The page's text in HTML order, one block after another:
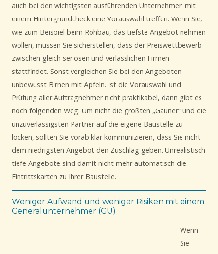
auch bei den wichtigsten ausführenden Unternehmen mit
einem Hintergrundcheck eine Vorauswahl treffen. Wenn Sie,
wie zum Beispiel beim Rohbau, das tiefste Angebot nehmen
wollen, müssen Sie sicherstellen, dass der Preiswettbewerb
zwischen gleich seriösen und verlässlichen Firmen
stattfindet. Sonst vergleichen Sie bei den Angeboten
unbewusst Birnen mit Äpfeln. Ist die Vorauswahl und
Prüfung aller Auftragnehmer nicht praktikabel, dann gibt es
noch folgenden Weg: Um nicht die größten „Gauner“ und die
unzuverlässigsten Partner auf die eigene Baustelle zu
locken, sollten Sie vorab klar kommunizieren, dass Sie nicht
dem niedrigsten Angebot den Zuschlag geben. Unrealistisch
tiefe Angebote sind damit nicht mehr automatisch die
Eintrittskarten zu Ihrer Baustelle.
Weniger Aufwand und weniger Risiken mit einem
Generalunternehmer (GU)
Wenn
Sie